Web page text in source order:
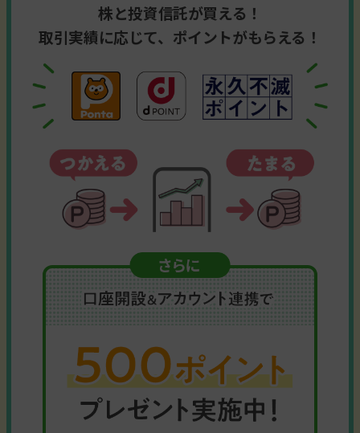
株と投資信託が買える！
取引実績に応じて、ポイントがもらえる！